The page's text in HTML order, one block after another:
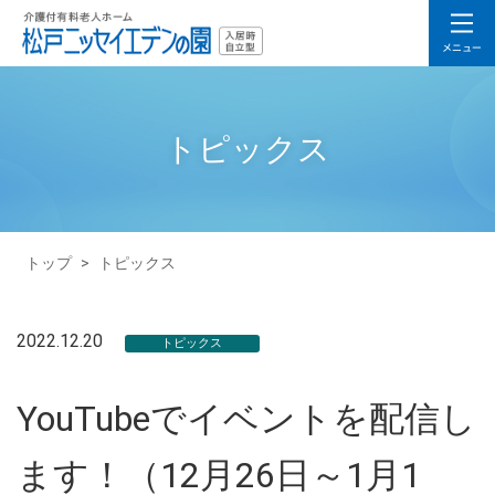
トピックス
トップ > トピックス
2022.12.20 トピックス
YouTubeでイベントを配信し
ます！（12月26日～1月1